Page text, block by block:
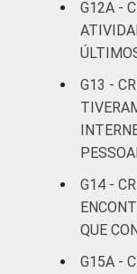
CLASSE
SOCIAL
G12A -
G13 -
G14 -
QUE
G15A -